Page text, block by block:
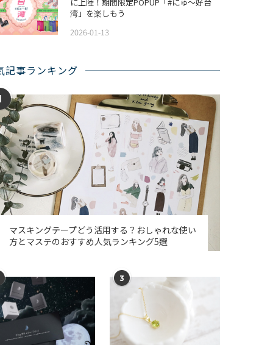
湾」を楽しもう
2026-01-13
記事ランキング
マスキングテープどう活用する？おしゃれな使い
方とマステのおすすめ人気ランキング5選
3